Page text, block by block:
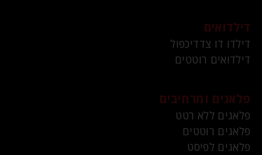
דילדואים
דילדו דו צדדיכפול
דילדואים רוטטים
פלאגים ומרחיבים
פלאגים ללא רטט
פלאגים רוטטים
פלאגים לפיסט